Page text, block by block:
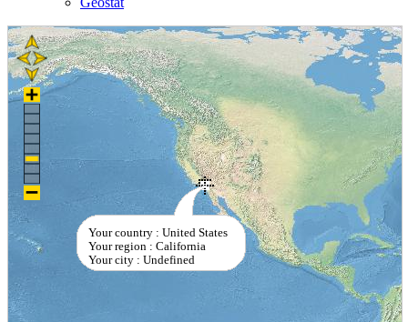
Your country : United States
Your region : California
Your city : Undefined